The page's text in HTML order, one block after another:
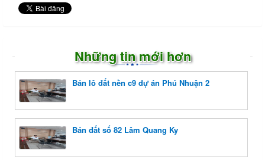
Những tin mới hơn
Bán lô đất nền c9 dự án Phú Nhuận 2
Bán đất số 82 Lâm Quang Ky